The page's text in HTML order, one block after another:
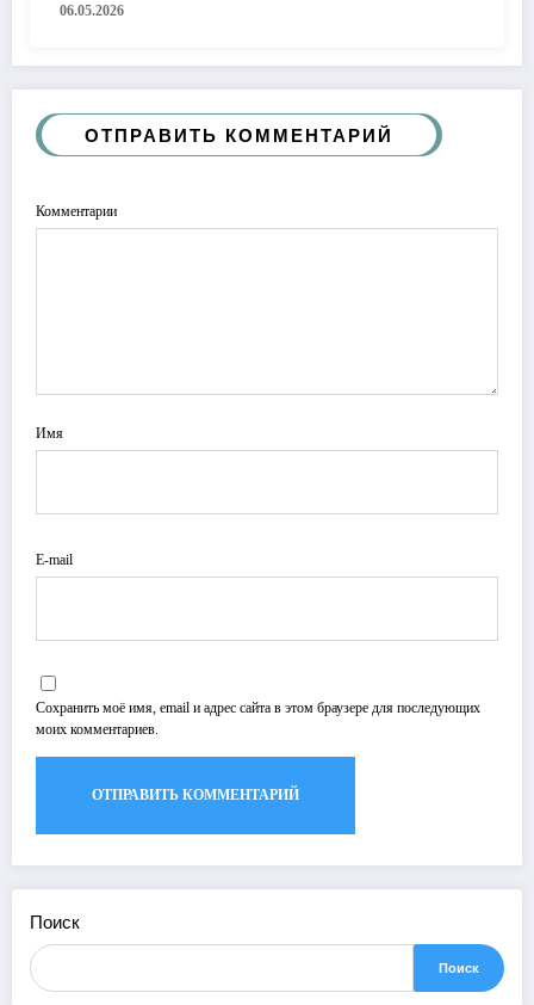
которые изменят вашу жизнь
06.05.2026
ОТПРАВИТЬ КОММЕНТАРИЙ
Комментарии
Имя
E-mail
Сохранить моё имя, email и адрес сайта в этом браузере для последующих
моих комментариев.
Поиск
Поиск